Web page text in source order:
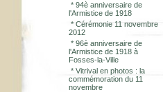
* 94è anniversaire de
l'Armistice de 1918
* Cérémonie 11 novembre
2012
* 96è anniversaire de
l'Armistice de 1918 à
Fosses-la-Ville
* Vitrival en photos : la
commémoration du 11
novembre